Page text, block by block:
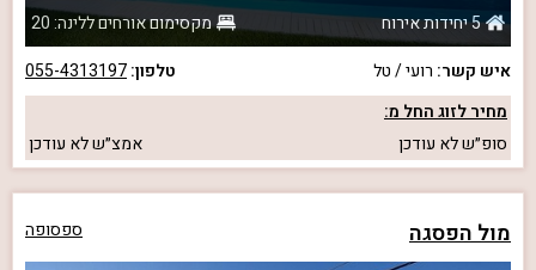
5 יחידות אירוח
מקסימום אורחים ללינה: 20
איש קשר: רועי / טל טלפון:055-4313197
מחיר לזוג החל מ:
סופ״שלא עודכן אמצ״שלא עודכן
מול הפסגה ספסופה